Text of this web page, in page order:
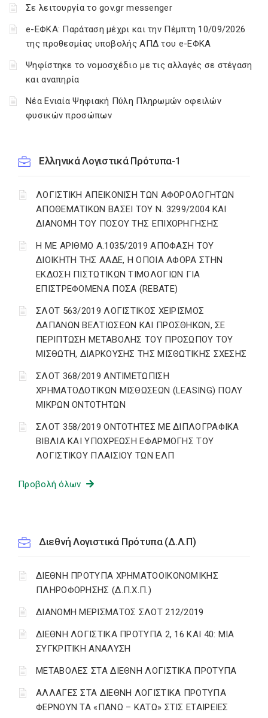
Σε λειτουργία το gov.gr messenger
e-ΕΦΚΑ: Παράταση μέχρι και την Πέμπτη 10/09/2026
της προθεσμίας υποβολής ΑΠΔ του e-ΕΦΚΑ
Ψηφίστηκε το νομοσχέδιο με τις αλλαγές σε στέγαση
και αναπηρία
Νέα Ενιαία Ψηφιακή Πύλη Πληρωμών οφειλών
φυσικών προσώπων
Ελληνικά Λογιστικά Πρότυπα-1
ΛΟΓΙΣΤΙΚΗ ΑΠΕΙΚΟΝΙΣΗ ΤΩΝ ΑΦΟΡΟΛΟΓΗΤΩΝ
ΑΠΟΘΕΜΑΤΙΚΩΝ ΒΑΣΕΙ ΤΟΥ N. 3299/2004 ΚΑΙ
ΔΙΑΝΟΜΗ ΤΟΥ ΠΟΣΟΥ ΤΗΣ ΕΠΙΧΟΡΗΓΗΣΗΣ
Η ΜΕ ΑΡΙΘΜΟ Α.1035/2019 ΑΠΟΦΑΣΗ ΤΟΥ
ΔΙΟΙΚΗΤΗ ΤΗΣ ΑΑΔΕ, Η ΟΠΟΙΑ ΑΦΟΡΑ ΣΤΗΝ
ΕΚΔΟΣΗ ΠΙΣΤΩΤΙΚΩΝ ΤΙΜΟΛΟΓΙΩΝ ΓΙΑ
ΕΠΙΣΤΡΕΦΟΜΕΝΑ ΠΟΣΑ (REBATE)
ΣΛΟΤ 563/2019 ΛΟΓΙΣΤΙΚΟΣ ΧΕΙΡΙΣΜΟΣ
ΔΑΠΑΝΩΝ ΒΕΛΤΙΩΣΕΩΝ ΚΑΙ ΠΡΟΣΘΗΚΩΝ, ΣΕ
ΠΕΡΙΠΤΩΣΗ ΜΕΤΑΒΟΛΗΣ ΤΟΥ ΠΡΟΣΩΠΟΥ ΤΟΥ
ΜΙΣΘΩΤΗ, ΔΙΑΡΚΟΥΣΗΣ ΤΗΣ ΜΙΣΘΩΤΙΚΗΣ ΣΧΕΣΗΣ
ΣΛΟΤ 368/2019 ΑΝΤΙΜΕΤΩΠΙΣΗ
ΧΡΗΜΑΤΟΔΟΤΙΚΩΝ ΜΙΣΘΩΣΕΩΝ (LEASING) ΠΟΛΥ
ΜΙΚΡΩΝ ΟΝΤΟΤΗΤΩΝ
ΣΛΟΤ 358/2019 ΟΝΤΟΤΗΤΕΣ ΜΕ ΔΙΠΛΟΓΡΑΦΙΚΑ
ΒΙΒΛΙΑ ΚΑΙ ΥΠΟΧΡΕΩΣΗ ΕΦΑΡΜΟΓΗΣ ΤΟΥ
ΛΟΓΙΣΤΙΚΟΥ ΠΛΑΙΣΙΟΥ ΤΩΝ ΕΛΠ
Προβολή όλων
Διεθνή Λογιστικά Πρότυπα (Δ.Λ.Π)
ΔΙΕΘΝΗ ΠΡΟΤΥΠΑ ΧΡΗΜΑΤΟΟΙΚΟΝΟΜΙΚΗΣ
ΠΛΗΡΟΦΟΡΗΣΗΣ (Δ.Π.Χ.Π.)
ΔΙΑΝΟΜΗ ΜΕΡΙΣΜΑΤΟΣ ΣΛΟΤ 212/2019
ΔΙΕΘΝΗ ΛΟΓΙΣΤΙΚΑ ΠΡΟΤΥΠΑ 2, 16 ΚΑΙ 40: ΜΙΑ
ΣΥΓΚΡΙΤΙΚΗ ΑΝΑΛΥΣΗ
ΜΕΤΑΒΟΛΕΣ ΣΤΑ ΔΙΕΘΝΗ ΛΟΓΙΣΤΙΚΑ ΠΡΟΤΥΠΑ
ΑΛΛΑΓΕΣ ΣΤΑ ΔΙΕΘΝΗ ΛΟΓΙΣΤΙΚΑ ΠΡΟΤΥΠΑ
ΦΕΡΝΟΥΝ ΤΑ «ΠΑΝΩ – ΚΑΤΩ» ΣΤΙΣ ΕΤΑΙΡΕΙΕΣ